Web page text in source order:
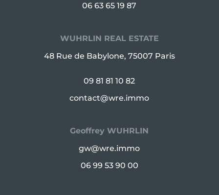
06 63 65 19 87
WUHRLIN REAL ESTATE
48 Rue de Babylone, 75007 Paris
09 81 81 10 82
contact@wre.immo
Geoffrey WUHRLIN
gw@wre.immo
06 99 53 90 00